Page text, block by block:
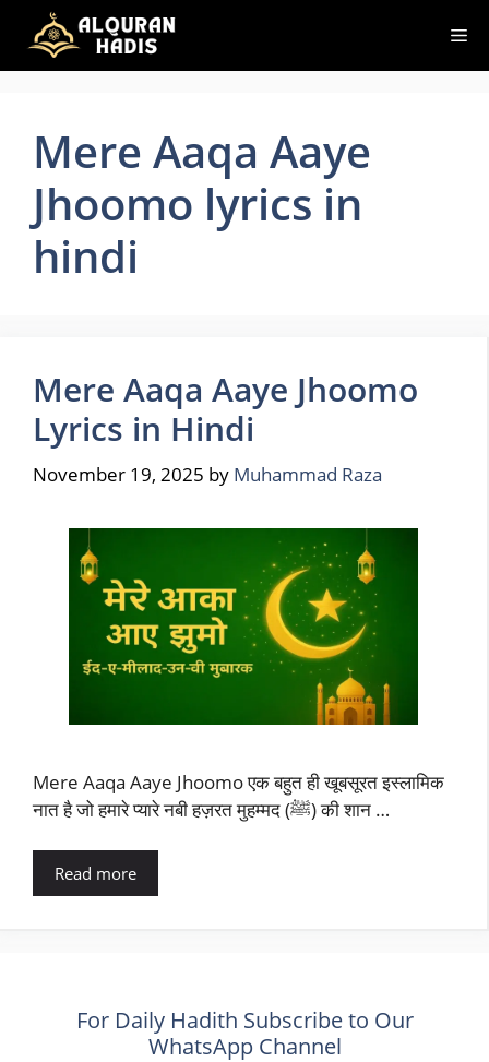
content
Mere Aaqa Aaye
Jhoomo lyrics in
hindi
Mere Aaqa Aaye Jhoomo
Lyrics in Hindi
November 19, 2025 by Muhammad Raza
Mere Aaqa Aaye Jhoomo एक बहुत ही खूबसूरत इस्लामिक
नात है जो हमारे प्यारे नबी हज़रत मुहम्मद (ﷺ) की शान …
Read more
For Daily Hadith Subscribe to Our
WhatsApp Channel